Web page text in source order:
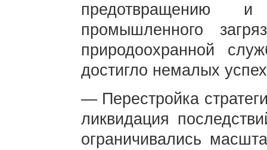
предотвращению и
промышленного
природоохранной
достигло немалых
— Перестройка
ликвидация
ограничивались